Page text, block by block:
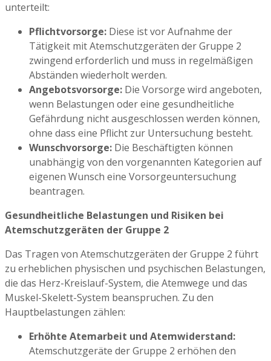
unterteilt:
Pflichtvorsorge: Diese ist vor Aufnahme der
Tätigkeit mit Atemschutzgeräten der Gruppe 2
zwingend erforderlich und muss in regelmäßigen
Abständen wiederholt werden.
Angebotsvorsorge: Die Vorsorge wird angeboten,
wenn Belastungen oder eine gesundheitliche
Gefährdung nicht ausgeschlossen werden können,
ohne dass eine Pflicht zur Untersuchung besteht.
Wunschvorsorge: Die Beschäftigten können
unabhängig von den vorgenannten Kategorien auf
eigenen Wunsch eine Vorsorgeuntersuchung
beantragen.
Gesundheitliche Belastungen und Risiken bei
Atemschutzgeräten der Gruppe 2
Das Tragen von Atemschutzgeräten der Gruppe 2 führt
zu erheblichen physischen und psychischen Belastungen,
die das Herz-Kreislauf-System, die Atemwege und das
Muskel-Skelett-System beanspruchen. Zu den
Hauptbelastungen zählen:
Erhöhte Atemarbeit und Atemwiderstand:
Atemschutzgeräte der Gruppe 2 erhöhen den